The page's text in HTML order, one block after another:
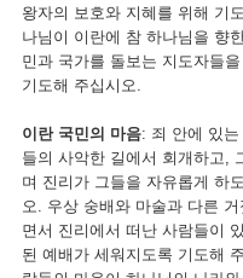
왕자의 보호와 지혜를 위해 기
나님이 이란에 참 하나님을 향
민과 국가를 돌보는 지도자들
기도해 주십시오.
이란 국민의 마음: 죄 안에 있
들의 사악한 길에서 회개하고,
며 진리가 그들을 자유롭게 하
오. 우상 숭배와 마술과 다른
면서 진리에서 떠난 사람들이
된 예배가 세워지도록 기도해